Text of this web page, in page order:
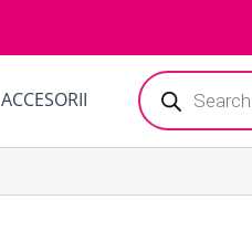
ACCESORII
Products
search